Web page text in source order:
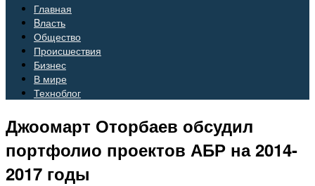
Главная
Bласть
Общество
Происшествия
Бизнес
В мире
Техноблог
Джоомарт Оторбаев обсудил
портфолио проектов АБР на 2014-
2017 годы